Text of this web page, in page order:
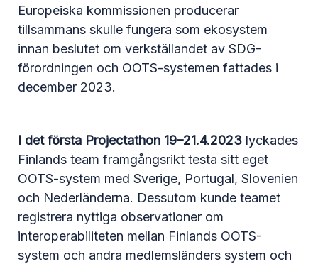
Europeiska kommissionen producerar
tillsammans skulle fungera som ekosystem
innan beslutet om verkställandet av SDG-
förordningen och OOTS-systemen fattades i
december 2023.
I det första Projectathon 19–21.4.2023 lyckades
Finlands team framgångsrikt testa sitt eget
OOTS-system med Sverige, Portugal, Slovenien
och Nederländerna. Dessutom kunde teamet
registrera nyttiga observationer om
interoperabiliteten mellan Finlands OOTS-
system och andra medlemsländers system och